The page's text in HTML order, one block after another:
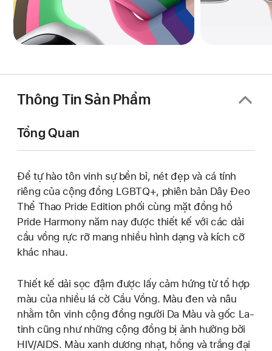
Thông Tin Sản Phẩm
Tổng Quan
Để tự hào tôn vinh sự bền bỉ, nét đẹp và cá tính
riêng của cộng đồng LGBTQ+, phiên bản Dây Đeo
Thể Thao Pride Edition phối cùng mặt đồng hồ
Pride Harmony năm nay được thiết kế với các dải
cầu vồng rực rỡ mang nhiều hình dạng và kích cỡ
khác nhau.
Thiết kế dải sọc đậm được lấy cảm hứng từ tổ hợp
màu của nhiều lá cờ Cầu Vồng. Màu đen và nâu
nhằm tôn vinh cộng đồng người Da Màu và gốc La-
tinh cũng như những cộng đồng bị ảnh hưởng bởi
HIV/AIDS. Màu xanh dương nhạt, hồng và trắng đại